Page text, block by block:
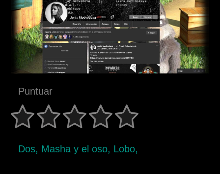
Puntuar
Dos, Masha y el oso, Lobo,